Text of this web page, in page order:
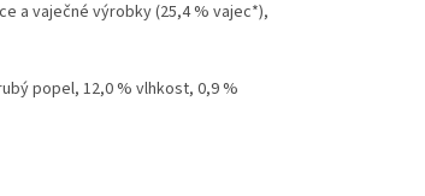
a vaječné výrobky (25,4 % vajec*),
popel, 12,0 % vlhkost, 0,9 %